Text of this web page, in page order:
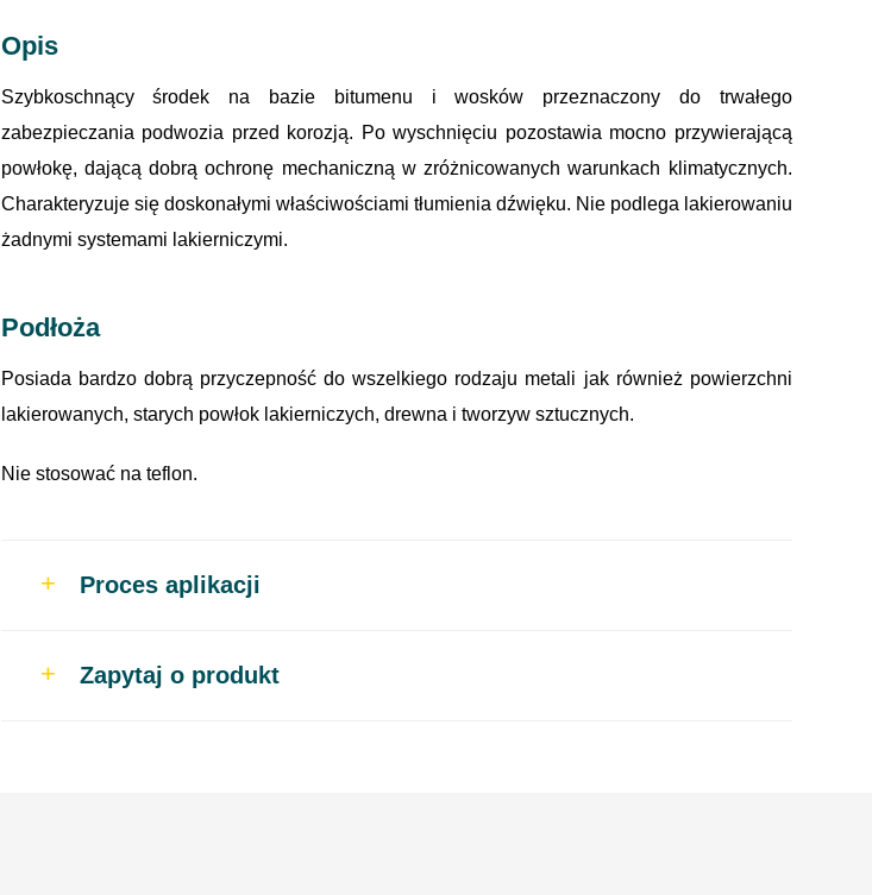
Opis
Szybkoschnący środek na bazie bitumenu i wosków przeznaczony do trwałego
zabezpieczania podwozia przed korozją. Po wyschnięciu pozostawia mocno przywierającą
powłokę, dającą dobrą ochronę mechaniczną w zróżnicowanych warunkach klimatycznych.
Charakteryzuje się doskonałymi właściwościami tłumienia dźwięku. Nie podlega lakierowaniu
żadnymi systemami lakierniczymi.
Podłoża
Posiada bardzo dobrą przyczepność do wszelkiego rodzaju metali jak również powierzchni
lakierowanych, starych powłok lakierniczych, drewna i tworzyw sztucznych.
Nie stosować na teflon.
Proces aplikacji
Stosowanie – na pistolet
Zapytaj o produkt